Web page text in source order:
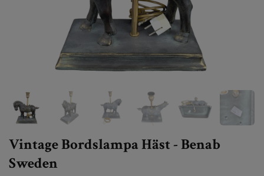
Vintage Bordslampa Häst - Benab
Sweden